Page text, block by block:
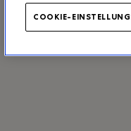
COOKIE-